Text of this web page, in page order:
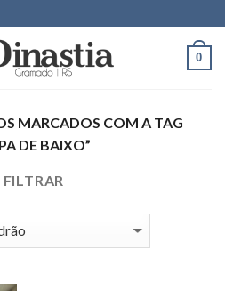
0
MARCADOS COM A TAG
DE BAIXO”
FILTRAR